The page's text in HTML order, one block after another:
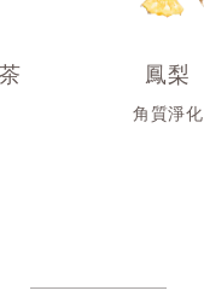
鳳梨
角質淨化